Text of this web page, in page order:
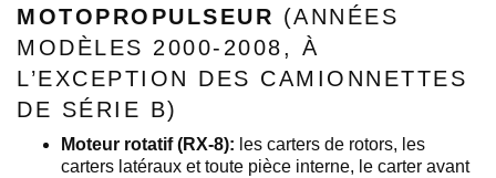
MOTOPROPULSEUR (ANNÉES
MODÈLES 2000-2008, À
L’EXCEPTION DES CAMIONNETTES
DE SÉRIE B)
Moteur rotatif (RX-8): les carters de rotors, les
carters latéraux et toute pièce interne, le carter avant